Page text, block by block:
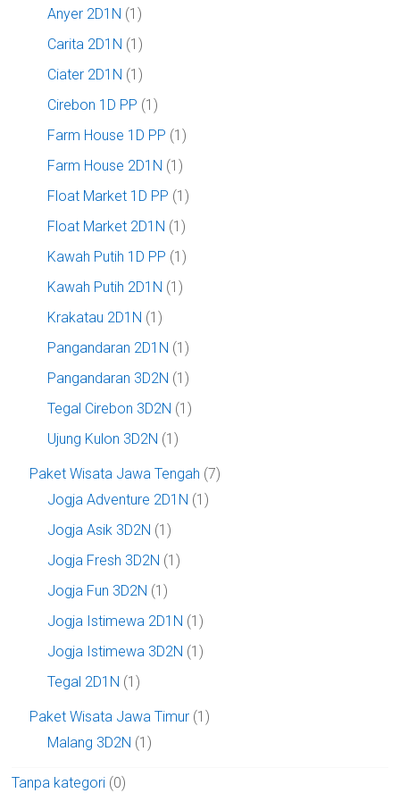
Anyer 2D1N (1)
Carita 2D1N (1)
Ciater 2D1N (1)
Cirebon 1D PP (1)
Farm House 1D PP (1)
Farm House 2D1N (1)
Float Market 1D PP (1)
Float Market 2D1N (1)
Kawah Putih 1D PP (1)
Kawah Putih 2D1N (1)
Krakatau 2D1N (1)
Pangandaran 2D1N (1)
Pangandaran 3D2N (1)
Tegal Cirebon 3D2N (1)
Ujung Kulon 3D2N (1)
Paket Wisata Jawa Tengah (7)
Jogja Adventure 2D1N (1)
Jogja Asik 3D2N (1)
Jogja Fresh 3D2N (1)
Jogja Fun 3D2N (1)
Jogja Istimewa 2D1N (1)
Jogja Istimewa 3D2N (1)
Tegal 2D1N (1)
Paket Wisata Jawa Timur (1)
Malang 3D2N (1)
Tanpa kategori (0)